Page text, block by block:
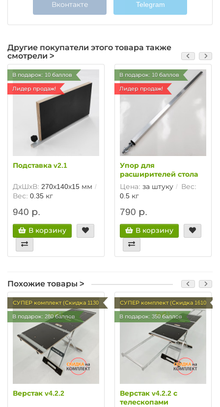
Вконтакте Telegram
Другие покупатели этого товара также
смотрели >
В подарок: 10 баллов
Лидер продаж!
Подставка v2.1
ДхШхВ: 270х140х15 мм
Вес: 0.35 кг
940 р.
В корзину
В подарок: 10 баллов
Лидер продаж!
Упор для
расширителей стола
Цена: за штуку
Вес:
0.5 кг
790 р.
В корзину
Похожие товары >
СУПЕР комплект (Скидка 1130
руб.)
В подарок: 280 баллов
Верстак v4.2.2
СУПЕР комплект (Скидка 1610
руб.)
В подарок: 350 баллов
Верстак v4.2.2 с
телескопами